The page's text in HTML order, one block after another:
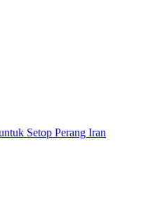
Setop Perang Iran